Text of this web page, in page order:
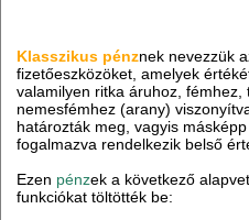
Klasszikus pénznek nevezzük
fizetőeszközöket, amelyek
valamilyen ritka áruhoz, fémhez,
nemesfémhez (arany)
határozták meg, vagyis másképp
fogalmazva rendelkezik belső
Ezen pénzek a következő
funkciókat töltötték be: